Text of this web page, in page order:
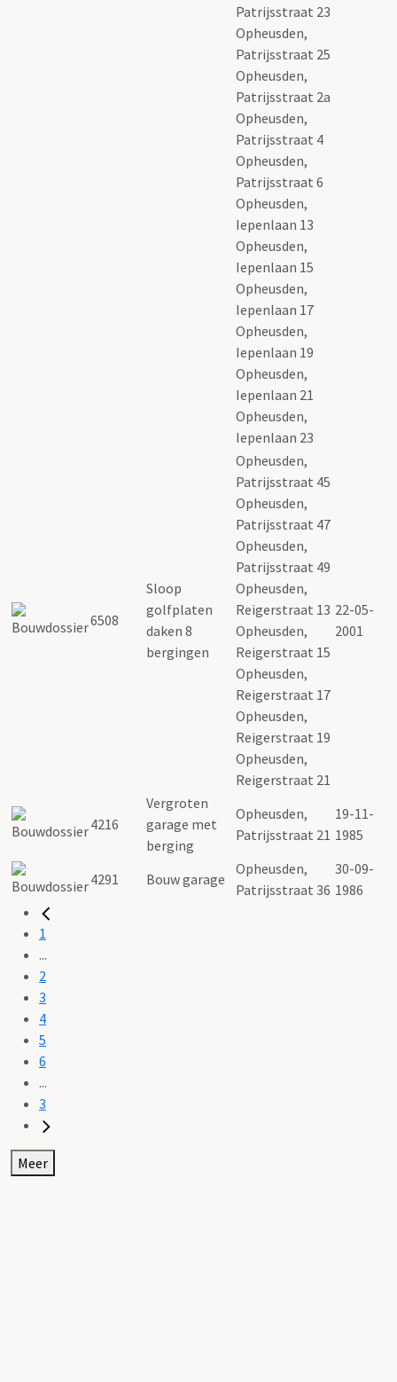
Patrijsstraat 23
Opheusden,
Patrijsstraat 25
Opheusden,
Patrijsstraat 2a
Opheusden,
Patrijsstraat 4
Opheusden,
Patrijsstraat 6
Opheusden,
Iepenlaan 13
Opheusden,
Iepenlaan 15
Opheusden,
Iepenlaan 17
Opheusden,
Iepenlaan 19
Opheusden,
Iepenlaan 21
Opheusden,
Iepenlaan 23
6508
Sloop
golfplaten
daken 8
bergingen
Opheusden,
Patrijsstraat 45
Opheusden,
Patrijsstraat 47
Opheusden,
Patrijsstraat 49
Opheusden,
Reigerstraat 13
Opheusden,
Reigerstraat 15
Opheusden,
Reigerstraat 17
Opheusden,
Reigerstraat 19
Opheusden,
Reigerstraat 21
22-05-
2001
4216
Vergroten
garage met
berging
Opheusden,
Patrijsstraat 21
19-11-
1985
4291 Bouw garage
Opheusden,
Patrijsstraat 36
30-09-
1986
1
...
2
3
4
5
6
...
3
Meer